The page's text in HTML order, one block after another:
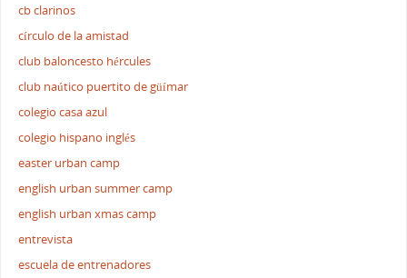
cb clarinos
círculo de la amistad
club baloncesto hércules
club naútico puertito de güímar
colegio casa azul
colegio hispano inglés
easter urban camp
english urban summer camp
english urban xmas camp
entrevista
escuela de entrenadores